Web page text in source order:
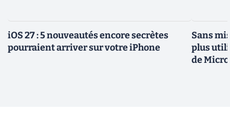
iOS 27 : 5 nouveautés encore secrètes
pourraient arriver sur votre iPhone
Sans
plus
de